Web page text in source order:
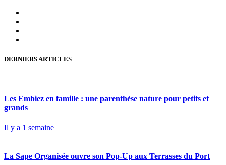
DERNIERS ARTICLES
Les Embiez en famille : une parenthèse nature pour petits et
grands
Il y a 1 semaine
La Sape Organisée ouvre son Pop-Up aux Terrasses du Port